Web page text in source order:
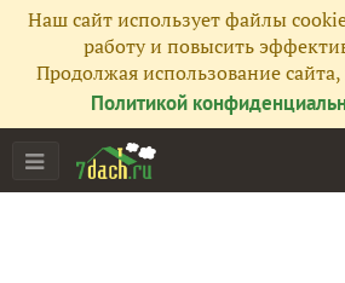
Наш сайт использует файлы
работу и повысить
Продолжая использование сайта,
Политикой